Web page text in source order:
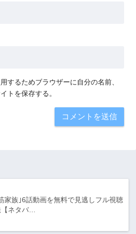
するためブラウザーに自分の名前、
トを保存する。
家族｣6話動画を無料で見逃しフル視聴
ネタバ…